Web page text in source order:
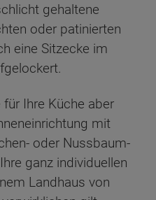
gehaltene
oder patinierten
eine Sitzecke im
Ihre Küche aber
mit
oder Nussbaum-
ganz individuellen
Landhaus von